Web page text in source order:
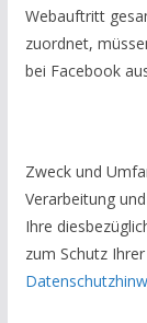
Webauftritt
zuordnet,
bei Facebook
Zweck und
Verarbeitung
Ihre
zum Schutz